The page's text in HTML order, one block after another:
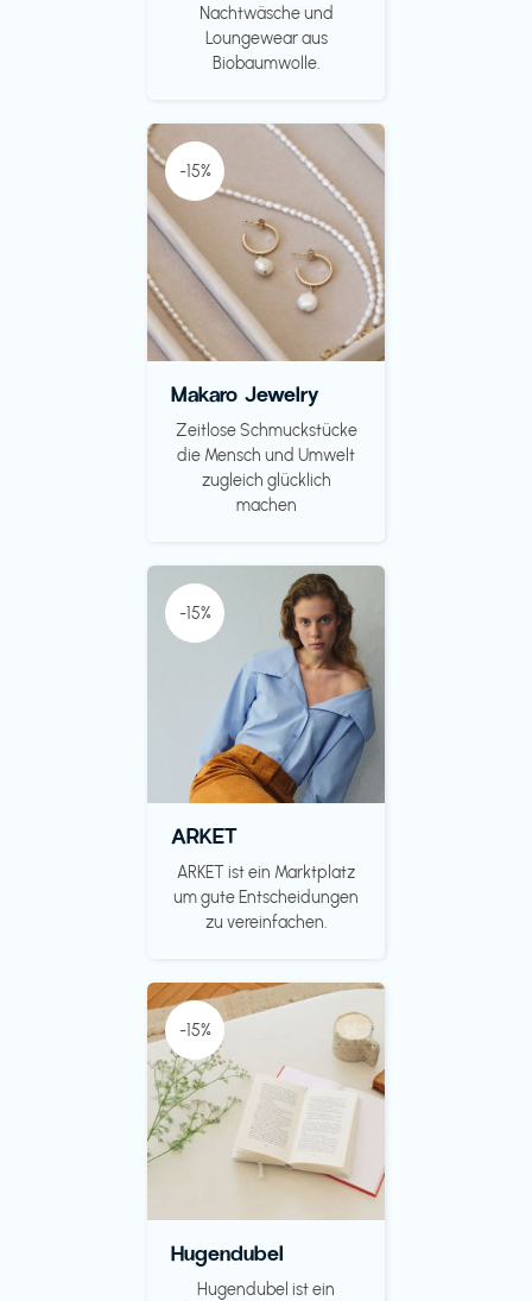
Nachtwäsche und
Loungewear aus
Biobaumwolle.
-15%
Makaro Jewelry
Zeitlose Schmuckstücke
die Mensch und Umwelt
zugleich glücklich
machen
-15%
ARKET
ARKET ist ein Marktplatz
um gute Entscheidungen
zu vereinfachen.
-15%
Hugendubel
Hugendubel ist ein